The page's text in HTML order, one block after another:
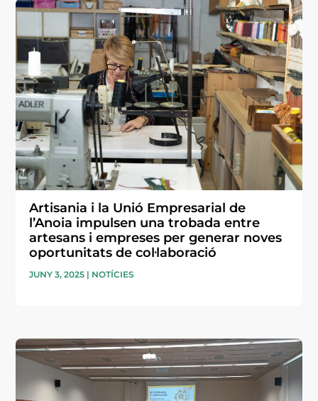
Artisania i la Unió Empresarial de
l’Anoia impulsen una trobada entre
artesans i empreses per generar noves
oportunitats de col·laboració
JUNY 3, 2025 | NOTÍCIES